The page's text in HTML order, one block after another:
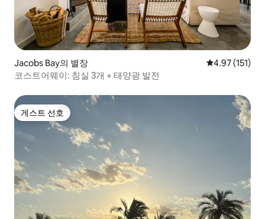
Jacobs Bay의 별장 평점 4.97점(5
4.97 (151)
코스트어웨이: 침실 3개 + 태양광 발전
게스트 선호
게스트 선호